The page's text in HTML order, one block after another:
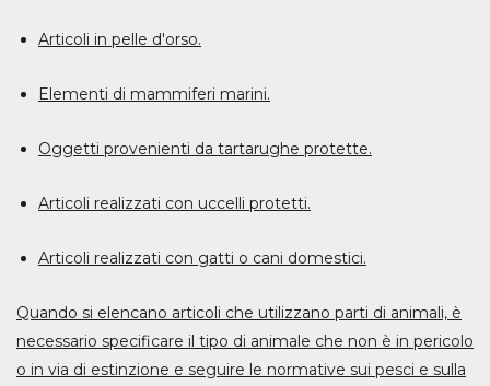
Articoli in pelle d'orso.
Elementi di mammiferi marini.
Oggetti provenienti da tartarughe protette.
Articoli realizzati con uccelli protetti.
Articoli realizzati con gatti o cani domestici.
Quando si elencano articoli che utilizzano parti di animali, è
necessario specificare il tipo di animale che non è in pericolo
o in via di estinzione e seguire le normative sui pesci e sulla